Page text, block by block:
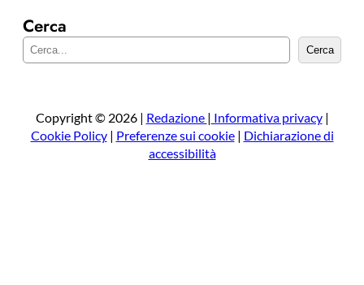
Cerca
e
a
Cerca
Copyright © 2026 | Redazione | Informativa privacy|
Cookie Policy| Preferenze sui cookie| Dichiarazione di
accessibilità